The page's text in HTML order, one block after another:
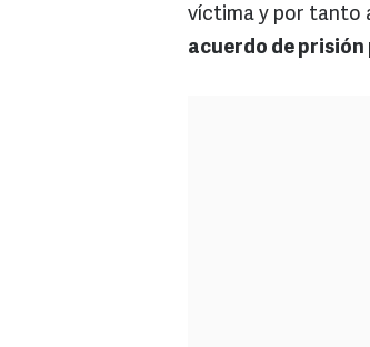
víctima y por tanto
acuerdo de